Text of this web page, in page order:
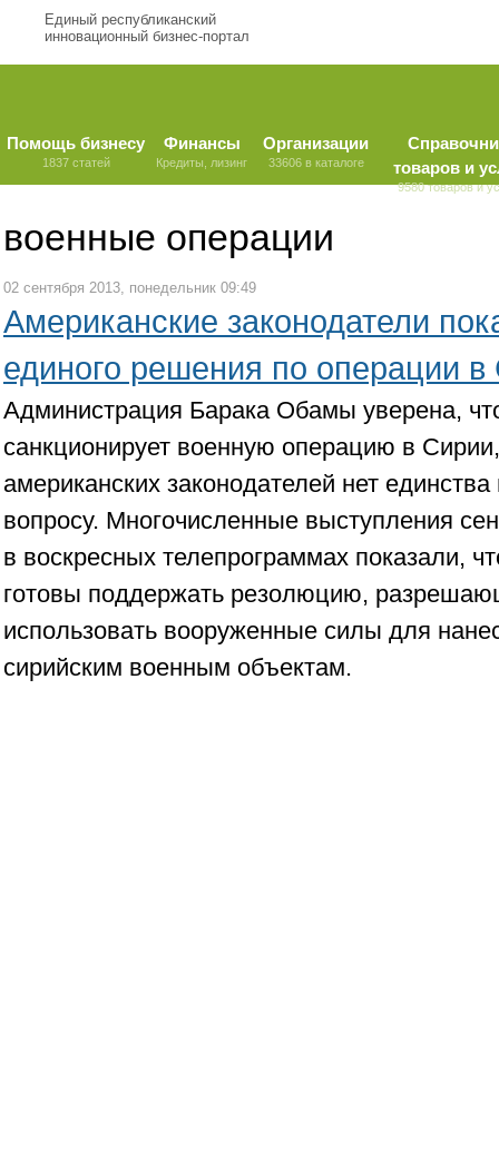
Единый республиканский
инновационный бизнес-портал
Помощь бизнесу
1837 статей
Финансы
Кредиты, лизинг
Организации
33606 в каталоге
товаров и
9580 товаров и
военные операции
02 сентября 2013, понедельник 09:49
Американские законодатели
единого решения по операции в
Администрация Барака Обамы уверена,
санкционирует военную операцию в
американских законодателей нет
вопросу. Многочисленные выступления
в воскресных телепрограммах показали,
готовы поддержать резолюцию,
использовать вооруженные силы для
сирийским военным объектам.